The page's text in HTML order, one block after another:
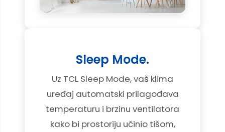
Sleep Mode.
Uz TCL Sleep Mode, vaš klima
uređaj automatski prilagođava
temperaturu i brzinu ventilatora
kako bi prostoriju učinio tišom,